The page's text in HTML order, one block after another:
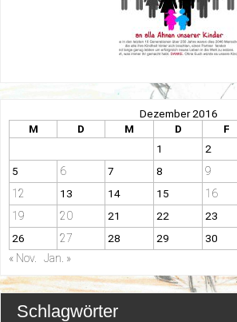
Dezember 2016
M
D M D F
1
2
5 6 7 8 9
12
13 14 15 16
19 20 21 22 23
26
27 28 29 30
« Nov.
Jan. »
Schlagwörter